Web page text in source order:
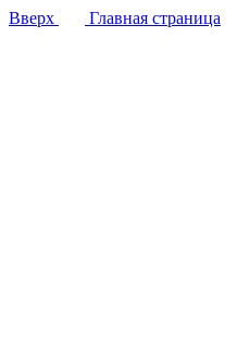
Вверх Главная страница